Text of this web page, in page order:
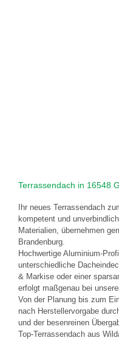
Terrassendach in 16548
Ihr neues Terrassendach
kompetent und
Materialien, übernehmen
Brandenburg.
Hochwertige Aluminium-
unterschiedliche
& Markise oder einer
erfolgt maßgenau bei
Von der Planung bis zum
nach Herstellervorgabe
und der besenreinen
Top-Terrassendach aus